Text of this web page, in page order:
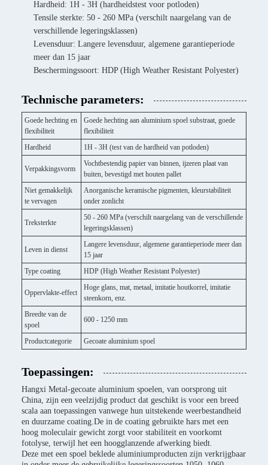
Hardheid: 1H - 3H (hardheidstest voor potloden)
Tensile sterkte: 50 - 260 MPa (verschilt naargelang van de
verschillende legeringsklassen)
Levensduur: Langere levensduur, algemene garantieperiode
meer dan 15 jaar
Beschermingssoort: HDP (High Weather Resistant Polyester)
Technische parameters:
Goede hechting en
flexibiliteit
Goede hechting aan aluminium spoel substraat, goede
flexibiliteit
Hardheid
1H - 3H (test van de hardheid van potloden)
Verpakkingsvorm
Vochtbestendig papier van binnen, ijzeren plaat van
buiten, bevestigd met houten pallet
Niet gemakkelijk
te vervagen
Anorganische keramische pigmenten, kleurstabiliteit
onder zonlicht
Treksterkte
50 - 260 MPa (verschilt naargelang van de verschillende
legeringsklassen)
Leven in dienst
Langere levensduur, algemene garantieperiode meer dan
15 jaar
Type coating
HDP (High Weather Resistant Polyester)
Oppervlakte-effect
Hoge glans, mat, metaal, imitatie houtkorrel, imitatie
steenkorn, enz.
Breedte van de
spoel
600 - 1250 mm
Productcategorie Gecoate aluminium spoel
Toepassingen:
Hangxi Metal-gecoate aluminium spoelen, van oorsprong uit
China, zijn een veelzijdig product dat geschikt is voor een breed
scala aan toepassingen vanwege hun uitstekende weerbestandheid
en duurzame coating.De in de coating gebruikte hars met een
hoog moleculair gewicht zorgt voor stabiliteit en voorkomt
fotolyse, terwijl het een hoogglanzende afwerking biedt.
Deze met een spoel beklede aluminiumproducten zijn verkrijgbaar